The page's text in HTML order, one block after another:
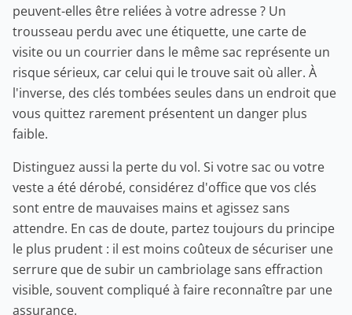
peuvent-elles être reliées à votre adresse ? Un
trousseau perdu avec une étiquette, une carte de
visite ou un courrier dans le même sac représente un
risque sérieux, car celui qui le trouve sait où aller. À
l'inverse, des clés tombées seules dans un endroit que
vous quittez rarement présentent un danger plus
faible.
Distinguez aussi la perte du vol. Si votre sac ou votre
veste a été dérobé, considérez d'office que vos clés
sont entre de mauvaises mains et agissez sans
attendre. En cas de doute, partez toujours du principe
le plus prudent : il est moins coûteux de sécuriser une
serrure que de subir un cambriolage sans effraction
visible, souvent compliqué à faire reconnaître par une
assurance.